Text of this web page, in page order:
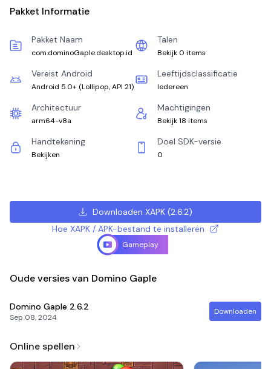
Pakket Informatie
Pakket Naam
com.dominoGaple.desktop.id
Talen
Bekijk 0 items
Vereist Android
Android 5.0+ (Lollipop, API 21)
Leeftijdsclassificatie
Iedereen
Architectuur
arm64-v8a
Machtigingen
Bekijk 18 items
Handtekening
Bekijken
Doel SDK-versie
0
Downloaden XAPK (2.6.2)
Hoe XAPK / APK-bestand te installeren
Gameplay
Oude versies van Domino Gaple
Domino Gaple 2.6.2
Sep 08, 2024
Downloaden
Online spellen